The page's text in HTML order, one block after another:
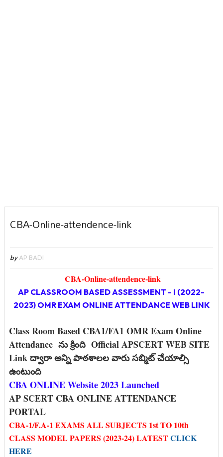
CBA-Online-attendence-link
by AP BADI
CBA-Online-attendence-link
AP CLASSROOM BASED ASSESSMENT - I (2022-
2023) OMR EXAM ONLINE ATTENDANCE WEB LINK
Class Room Based CBA1/FA1 OMR Exam Online
Attendance ను క్రింది Official APSCERT WEB SITE
Link ద్వారా అన్ని పాఠశాలల వారు సబ్మిట్ చేయాల్సి
ఉంటుంది
CBA ONLINE Website 2023 Launched
AP SCERT CBA ONLINE ATTENDANCE
PORTAL
CBA-1/F.A-1 EXAMS ALL SUBJECTS 1st TO 10th
CLASS MODEL PAPERS (2023-24) LATESTCLICK
HERE